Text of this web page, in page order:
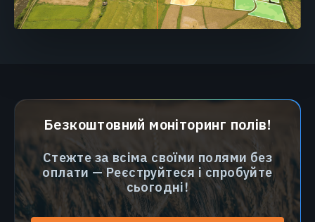
Безкоштовний моніторинг полів!
Стежте за всіма своїми полями без
оплати — Реєструйтеся і спробуйте
сьогодні!